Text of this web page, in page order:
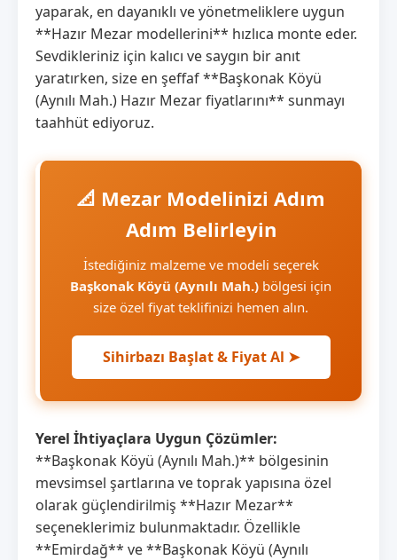
yaparak, en dayanıklı ve yönetmeliklere uygun
**Hazır Mezar modellerini** hızlıca monte eder.
Sevdikleriniz için kalıcı ve saygın bir anıt
yaratırken, size en şeffaf **Başkonak Köyü
(Aynılı Mah.) Hazır Mezar fiyatlarını** sunmayı
taahhüt ediyoruz.
📐 Mezar Modelinizi Adım
Adım Belirleyin
İstediğiniz malzeme ve modeli seçerek
Başkonak Köyü (Aynılı Mah.) bölgesi için
size özel fiyat teklifinizi hemen alın.
Sihirbazı Başlat & Fiyat Al ➤
Yerel İhtiyaçlara Uygun Çözümler:
**Başkonak Köyü (Aynılı Mah.)** bölgesinin
mevsimsel şartlarına ve toprak yapısına özel
olarak güçlendirilmiş **Hazır Mezar**
seçeneklerimiz bulunmaktadır. Özellikle
**Emirdağ** ve **Başkonak Köyü (Aynılı